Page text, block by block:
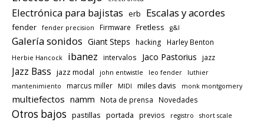
Electrónica para bajistas erb Escalas y acordes
fender fender precision Firmware Fretless g&l
Galería sonidos Giant Steps hacking Harley Benton
Herbie Hancock ibanez intervalos Jaco Pastorius jazz
Jazz Bass jazz modal john entwistle leo fender
luthier
mantenimiento
marcus miller MIDI miles davis monk montgomery
multiefectos namm Nota de prensa Novedades
Otros bajos pastillas portada previos registro short scale